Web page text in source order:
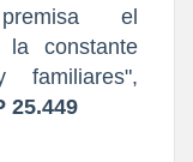
el
la constante
25.449